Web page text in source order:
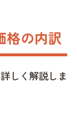
格の内訳
しく解説しま